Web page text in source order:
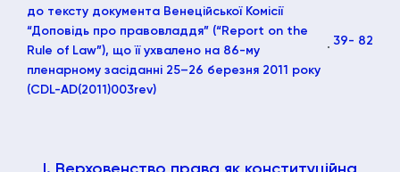
до тексту документа Венеційської Комісії
“Доповідь про правовладдя” (“Report on the
Rule of Law”), що її ухвалено на 86-му
пленарному засіданні 25–26 березня 2011 року
(CDL-AD(2011)003rev)
39- 82